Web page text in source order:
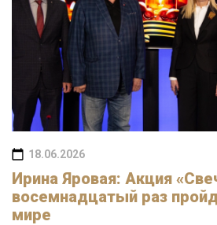
18.06.2026
Ирина Яровая: Акция
восемнадцатый раз
мире